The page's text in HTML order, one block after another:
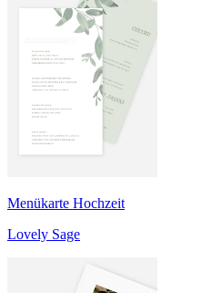
Menükarte Hochzeit
Lovely Sage